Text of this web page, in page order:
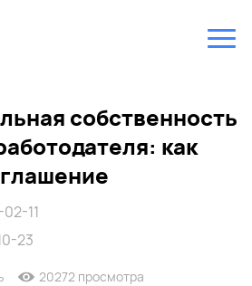
собственность
как
11
23
20272 просмотра